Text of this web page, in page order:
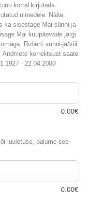
korral kirjutada
nimedele. Näite
ka sisestage Mai sünni-ja
Mai kuupäevade järgi
Roberti sünni-ja/või
Andmete korrektsust saate
- 22.04.2000
0.00€
luuletuse, palume see
0.00€